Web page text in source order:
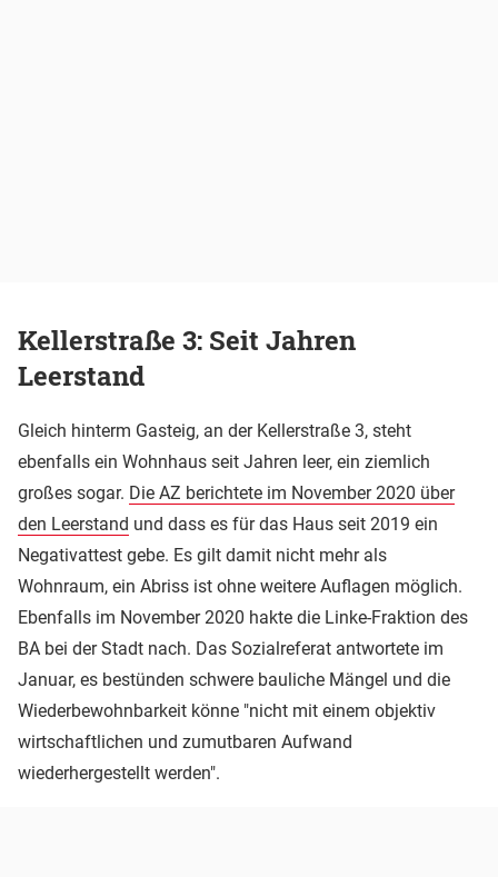
Kellerstraße 3: Seit Jahren
Leerstand
Gleich hinterm Gasteig, an der Kellerstraße 3, steht
ebenfalls ein Wohnhaus seit Jahren leer, ein ziemlich
großes sogar. Die AZ berichtete im November 2020 über
den Leerstand und dass es für das Haus seit 2019 ein
Negativattest gebe. Es gilt damit nicht mehr als
Wohnraum, ein Abriss ist ohne weitere Auflagen möglich.
Ebenfalls im November 2020 hakte die Linke-Fraktion des
BA bei der Stadt nach. Das Sozialreferat antwortete im
Januar, es bestünden schwere bauliche Mängel und die
Wiederbewohnbarkeit könne "nicht mit einem objektiv
wirtschaftlichen und zumutbaren Aufwand
wiederhergestellt werden".